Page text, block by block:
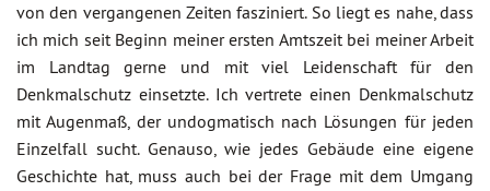
von den vergangenen Zeiten fasziniert. So liegt es nahe, dass
ich mich seit Beginn meiner ersten Amtszeit bei meiner Arbeit
im Landtag gerne und mit viel Leidenschaft für den
Denkmalschutz einsetzte. Ich vertrete einen Denkmalschutz
mit Augenmaß, der undogmatisch nach Lösungen für jeden
Einzelfall sucht. Genauso, wie jedes Gebäude eine eigene
Geschichte hat, muss auch bei der Frage mit dem Umgang